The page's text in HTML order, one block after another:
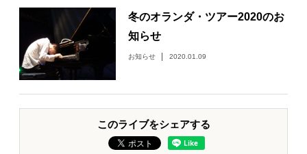
冬のオランダ・ツアー2020のお
知らせ
お知らせ 2020.01.09
このライブをシェアする